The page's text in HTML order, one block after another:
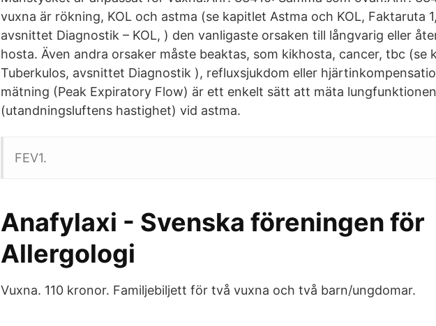
vuxna är rökning, KOL och astma (se kapitlet Astma och KOL, Faktaruta
avsnittet Diagnostik – KOL, ) den vanligaste orsaken till långvarig eller
hosta. Även andra orsaker måste beaktas, som kikhosta, cancer, tbc (se
Tuberkulos, avsnittet Diagnostik ), refluxsjukdom eller
mätning (Peak Expiratory Flow) är ett enkelt sätt att mäta lungfunktionen
(utandningsluftens hastighet) vid astma.
FEV1.
Anafylaxi - Svenska föreningen för
Allergologi
Vuxna. 110 kronor. Familjebiljett för två vuxna och två barn/ungdomar.